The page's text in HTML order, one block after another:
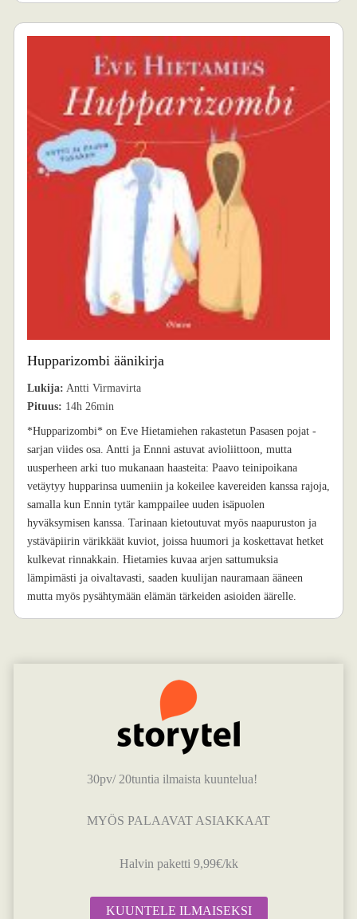
Hupparizombi äänikirja
Lukija: Antti Virmavirta
Pituus: 14h 26min
*Hupparizombi* on Eve Hietamiehen rakastetun Pasasen pojat -
sarjan viides osa. Antti ja Ennni astuvat avioliittoon, mutta
uusperheen arki tuo mukanaan haasteita: Paavo teinipoikana
vetäytyy hupparinsa uumeniin ja kokeilee kavereiden kanssa rajoja,
samalla kun Ennin tytär kamppailee uuden isäpuolen
hyväksymisen kanssa. Tarinaan kietoutuvat myös naapuruston ja
ystäväpiirin värikkäät kuviot, joissa huumori ja koskettavat hetket
kulkevat rinnakkain. Hietamies kuvaa arjen sattumuksia
lämpimästi ja oivaltavasti, saaden kuulijan nauramaan ääneen
mutta myös pysähtymään elämän tärkeiden asioiden äärelle.
30pv/ 20tuntia ilmaista kuuntelua!
MYÖS PALAAVAT ASIAKKAAT
Halvin paketti 9,99€/kk
KUUNTELE ILMAISEKSI